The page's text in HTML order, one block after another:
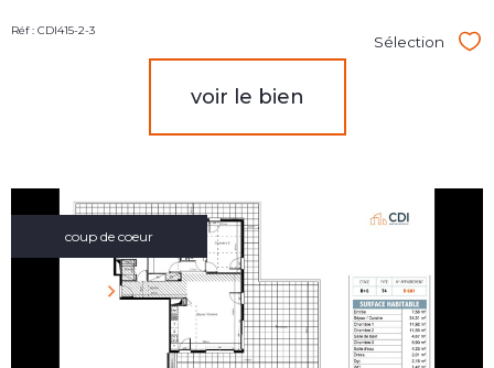
Réf : CDI415-2-3
Sélection
voir le bien
coup de coeur